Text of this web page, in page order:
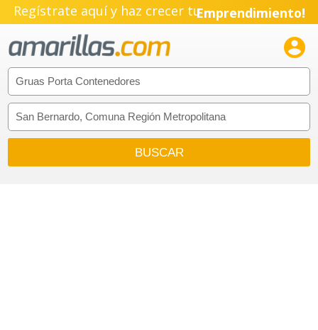
Regístrate aquí y haz crecer tuEmprendimiento!
